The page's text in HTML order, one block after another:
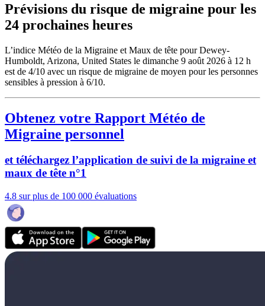
Prévisions du risque de migraine pour les
24 prochaines heures
L’indice Météo de la Migraine et Maux de tête pour Dewey-
Humboldt, Arizona, United States le dimanche 9 août 2026 à 12 h
est de 4/10 avec un risque de migraine de moyen pour les personnes
sensibles à pression à 6/10.
Obtenez votre Rapport Météo de
Migraine personnel
et téléchargez l’application de suivi de la migraine et
maux de tête n°1
4.8 sur plus de 100 000 évaluations